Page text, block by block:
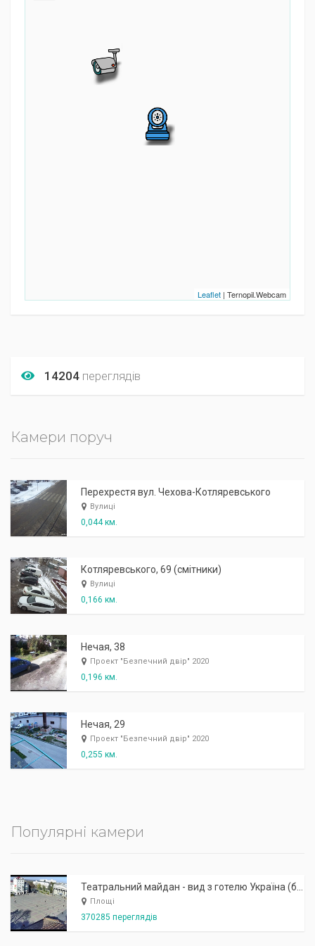
Leaflet | Ternopil.Webcam
14204 переглядів
Камери поруч
Перехрестя вул. Чехова-Котляревського
Вулиці
0,044 км.
Котляревського, 69 (смітники)
Вулиці
0,166 км.
Нечая, 38
Проект "Безпечний двір" 2020
0,196 км.
Нечая, 29
Проект "Безпечний двір" 2020
0,255 км.
Популярні камери
Площі
370285 переглядів